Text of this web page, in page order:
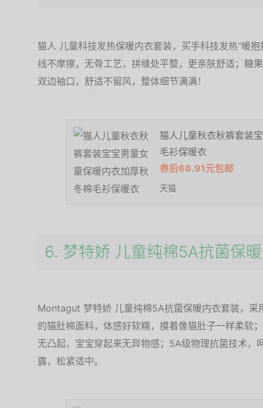
猫人 儿童科技发热保暖内衣套装，买手科技发热“暖
线不摩擦，无骨工艺，拼缝处平整，更亲肤舒适；糖
双边袖口，舒适不留风，整体细节满满！
猫人儿童秋衣秋裤套装
毛衫保暖衣
券后66.91元包邮
天猫
6. 梦特娇 儿童纯棉5A抗菌保
Montagut 梦特娇 儿童纯棉5A抗菌保暖内衣套装，采
的猫肚棉面料，体感好软糯，摸着像猫肚子一样柔软
无凸起，宝宝穿起来无异物感；5A级物理抗菌技术，
露，松紧适中。